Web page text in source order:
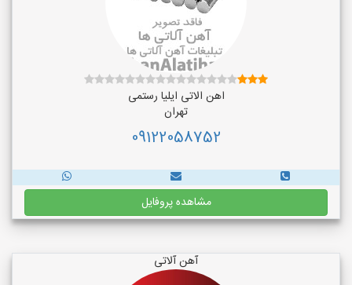
اهن الاتی ایلیا رستمی
تهران
09122058752
مشاهده پروفایل
آهن آلاتی